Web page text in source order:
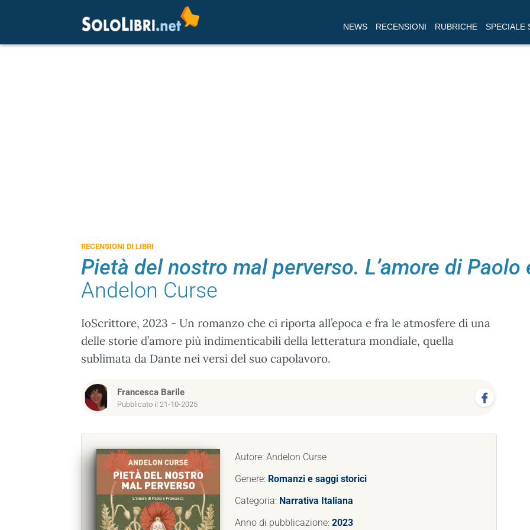
NEWS RECENSIONI RUBRICHE SPECIALE
RECENSIONI DI LIBRI
Pietà del nostro mal perverso. L’amore di Paolo
Andelon Curse
IoScrittore, 2023 - Un romanzo che ci riporta all’epoca e fra le atmosfere di una
delle storie d’amore più indimenticabili della letteratura mondiale, quella
sublimata da Dante nei versi del suo capolavoro.
Francesca Barile
Pubblicato il 21-10-2025
Autore: Andelon Curse
Genere: Romanzi e saggi storici
Categoria: Narrativa Italiana
Anno di pubblicazione: 2023